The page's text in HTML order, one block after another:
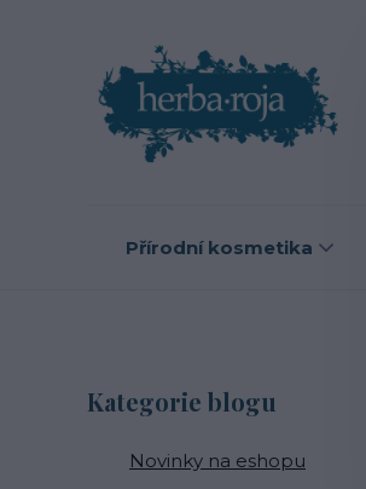
Přírodní kosmetika
Kategorie blogu
Novinky na eshopu